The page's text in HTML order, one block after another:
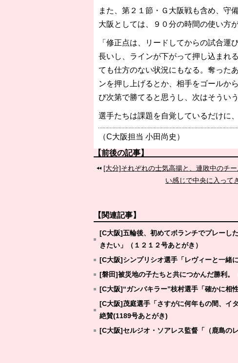
また、第２１節・Ｇ大阪戦も含め、守
大阪としては、９０分の時間の使い方
「修正点は、リードしてからの試合
長いし、ラインが下がって押し込まれ
ても仕方のない状況にもなる。奪った
ンを押し上げるとか、相手をゴールか
び次第で勝てると思うし、次はそうい
選手たちは課題を自覚しているだけに
（C大阪担当 小田尚史）
【前後の記事】
[大分]それぞれの士気高揚と、連敗中のチ
い感じで中央に入って
【関連記事】
[C大阪]五輪後、初めてボランチでプレーし
きたい」（１２１２号あとがき）
[C大阪]シンプリシオ選手「レヴィーと一緒
[磐田]被災地の子たちと共につかんだ勝利。
[C大阪]“ガンバキラー”枝村選手「確かに相
[C大阪]茂庭選手「さすがに何年もの間、イ
絶賛(1189号あとがき)
[C大阪]セルジオ・ソアレス監督「（鹿島の